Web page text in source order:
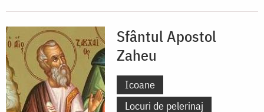
Sfântul Apostol
Zaheu
Icoane
Locuri de pelerinaj